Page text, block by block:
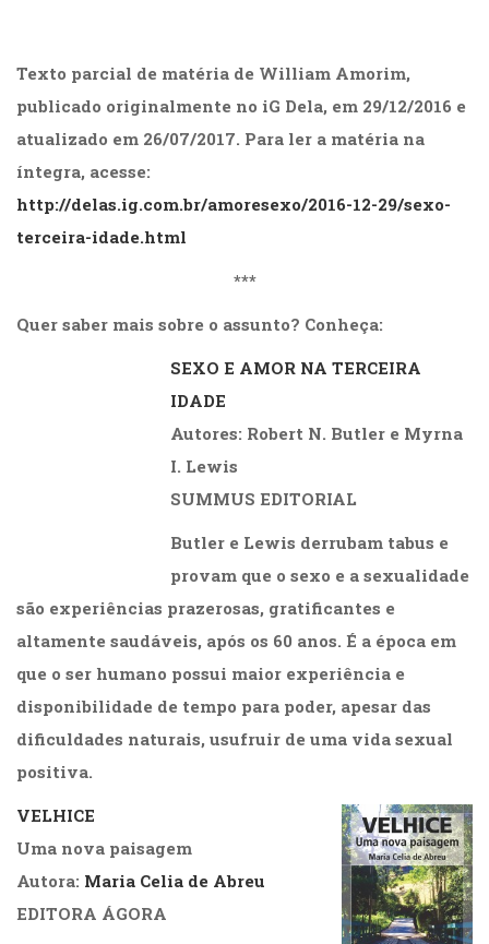
Texto parcial de matéria de William Amorim,
publicado originalmente no iG Dela, em 29/12/2016 e
atualizado em 26/07/2017. Para ler a matéria na
íntegra, acesse:
http://delas.ig.com.br/amoresexo/2016-12-29/sexo-
terceira-idade.html
***
Quer saber mais sobre o assunto? Conheça:
SEXO E AMOR NA TERCEIRA
IDADE
Autores: Robert N. Butler e Myrna
I. Lewis
SUMMUS EDITORIAL
Butler e Lewis derrubam tabus e
provam que o sexo e a sexualidade
são experiências prazerosas, gratificantes e
altamente saudáveis, após os 60 anos. É a época em
que o ser humano possui maior experiência e
disponibilidade de tempo para poder, apesar das
dificuldades naturais, usufruir de uma vida sexual
positiva.
VELHICE
Uma nova paisagem
Autora: Maria Celia de Abreu
EDITORA ÁGORA